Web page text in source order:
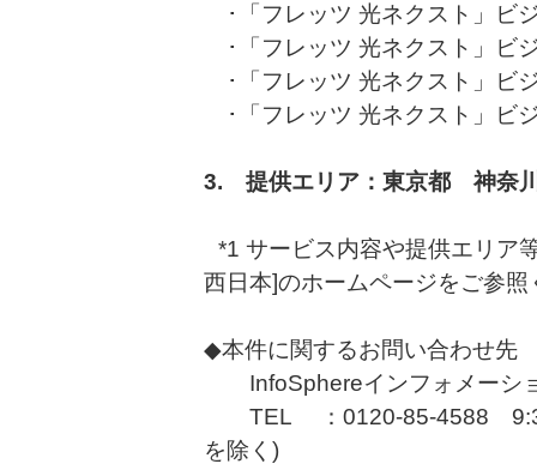
･「フレッツ 光ネクスト」ビ
･「フレッツ 光ネクスト」ビ
･「フレッツ 光ネクスト」ビ
･「フレッツ 光ネクスト」ビ
3. 提供エリア：東京都 神奈
*1 サービス内容や提供エリア
西日本]のホームページをご参照
◆本件に関するお問い合わせ先
InfoSphereインフォメーシ
TEL ：0120-85-4588 9:30-
を除く)